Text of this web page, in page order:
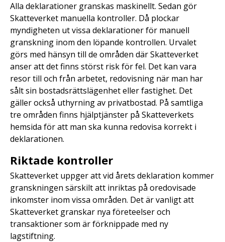
Alla deklarationer granskas maskinellt. Sedan gör
Skatteverket manuella kontroller. Då plockar
myndigheten ut vissa deklarationer för manuell
granskning inom den löpande kontrollen. Urvalet
görs med hänsyn till de områden där Skatteverket
anser att det finns störst risk för fel. Det kan vara
resor till och från arbetet, redovisning när man har
sålt sin bostadsrättslägenhet eller fastighet. Det
gäller också uthyrning av privatbostad. På samtliga
tre områden finns hjälptjänster på Skatteverkets
hemsida för att man ska kunna redovisa korrekt i
deklarationen.
Riktade kontroller
Skatteverket uppger att vid årets deklaration kommer
granskningen särskilt att inriktas på oredovisade
inkomster inom vissa områden. Det är vanligt att
Skatteverket granskar nya företeelser och
transaktioner som är förknippade med ny
lagstiftning.